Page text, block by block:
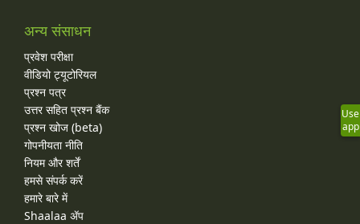
अन्य संसाधन
प्रवेश परीक्षा
वीडियो ट्यूटोरियल
प्रश्न पत्र
उत्तर सहित प्रश्न बैंक
प्रश्न खोज (beta)
गोपनीयता नीति
नियम और शर्तें
हमसे संपर्क करें
हमारे बारे में
Shaalaa ॲप
Use
app